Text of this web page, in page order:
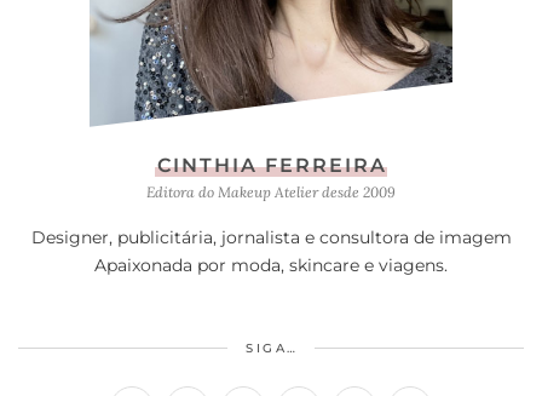
CINTHIA FERREIRA
Editora do Makeup Atelier desde 2009
Designer, publicitária, jornalista e consultora de imagem
Apaixonada por moda, skincare e viagens.
SIGA…